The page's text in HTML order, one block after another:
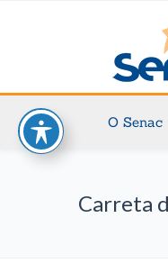
O Senac
Carreta